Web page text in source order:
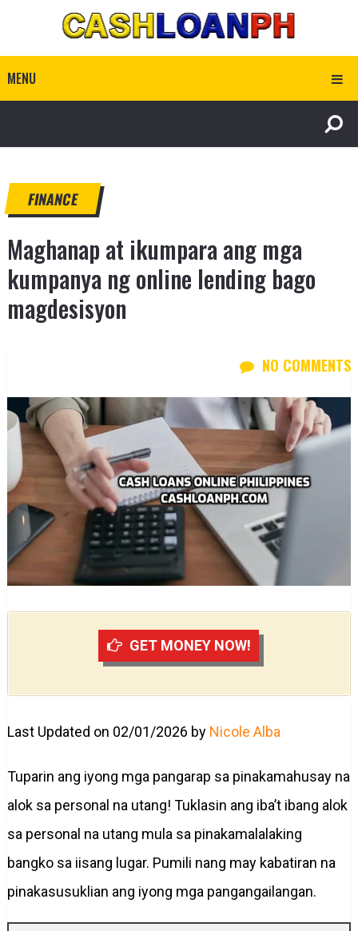
MENU
FINANCE
Maghanap at ikumpara ang mga
kumpanya ng online lending bago
magdesisyon
NO COMMENTS
GET MONEY NOW!
Last Updated on 02/01/2026 by Nicole Alba
Tuparin ang iyong mga pangarap sa pinakamahusay na
alok sa personal na utang! Tuklasin ang iba’t ibang alok
sa personal na utang mula sa pinakamalalaking
bangko sa iisang lugar. Pumili nang may kabatiran na
pinakasusuklian ang iyong mga pangangailangan.